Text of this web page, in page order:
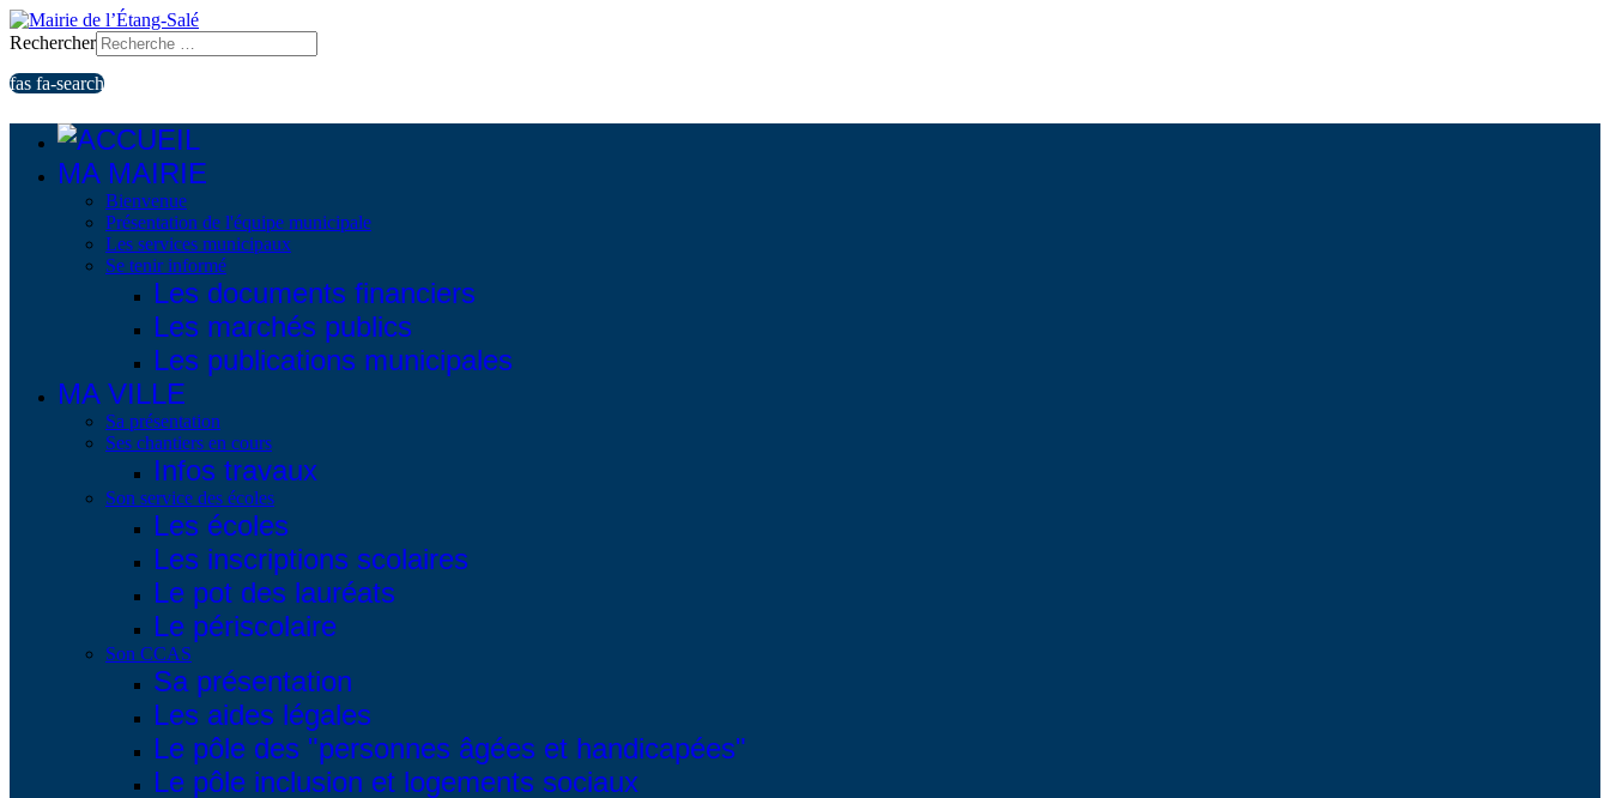
Rechercher
fas fa-search
MA MAIRIE
Bienvenue
Présentation de l'équipe municipale
Les services municipaux
Se tenir informé
Les documents financiers
Les marchés publics
Les publications municipales
MA VILLE
Sa présentation
Ses chantiers en cours
Infos travaux
Son service des écoles
Les écoles
Les inscriptions scolaires
Le pot des lauréats
Le périscolaire
Son CCAS
Sa présentation
Les aides légales
Le pôle des "personnes âgées et handicapées"
Le pôle inclusion et logements sociaux